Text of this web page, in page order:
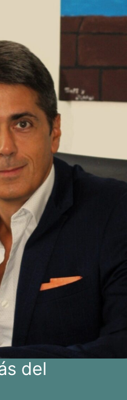
del